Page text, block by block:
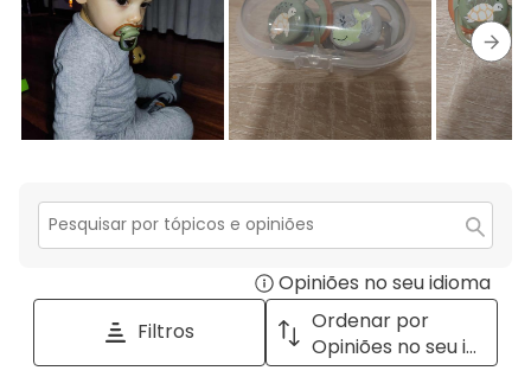
estrelas.
estrela.
Secção
Opiniões no seu idioma
a
with
Filtros
Ordenar por
Opiniões no seu idioma